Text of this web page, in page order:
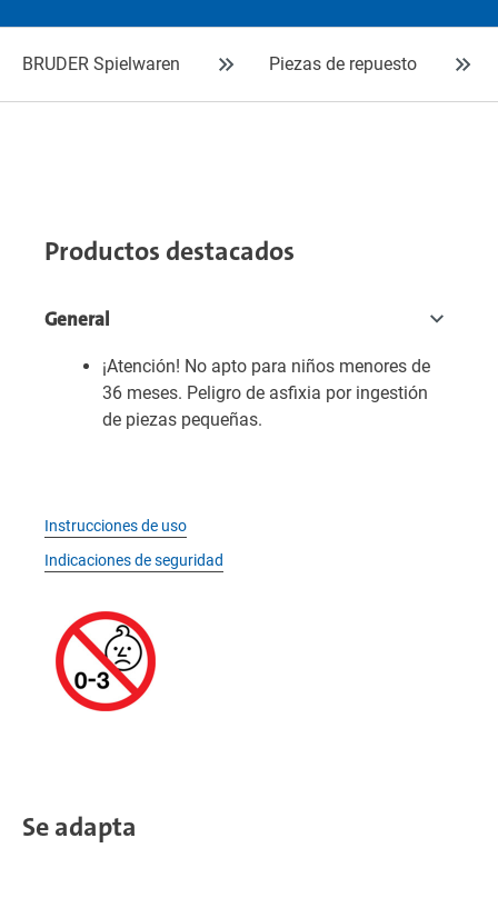
BRUDER Spielwaren Piezas de repuesto
Productos destacados
General
¡Atención! No apto para niños menores de
36 meses. Peligro de asfixia por ingestión
de piezas pequeñas.
Instrucciones de uso
Indicaciones de seguridad
Se adapta